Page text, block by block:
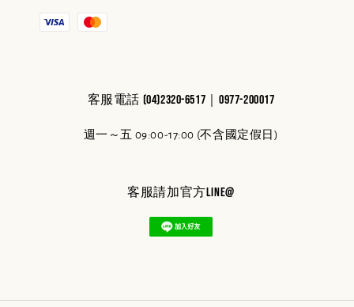
客服電話 (04)2320-6517｜0977-200017
週一～五 09:00-17:00 (不含國定假日)
客服請加官方line@